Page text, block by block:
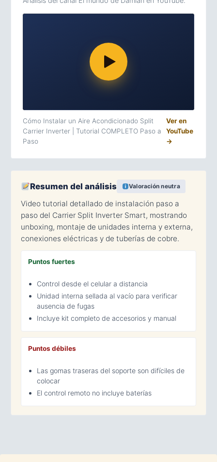
Cómo Instalar un Aire Acondicionado Split
Carrier Inverter | Tutorial COMPLETO Paso a
Paso
Ver en
YouTube
→
Resumen del análisis Valoración neutra
Video tutorial detallado de instalación paso a
paso del Carrier Split Inverter Smart, mostrando
unboxing, montaje de unidades interna y externa,
conexiones eléctricas y de tuberías de cobre.
Puntos fuertes
Control desde el celular a distancia
Unidad interna sellada al vacío para verificar
ausencia de fugas
Incluye kit completo de accesorios y manual
Puntos débiles
Las gomas traseras del soporte son difíciles de
colocar
El control remoto no incluye baterías